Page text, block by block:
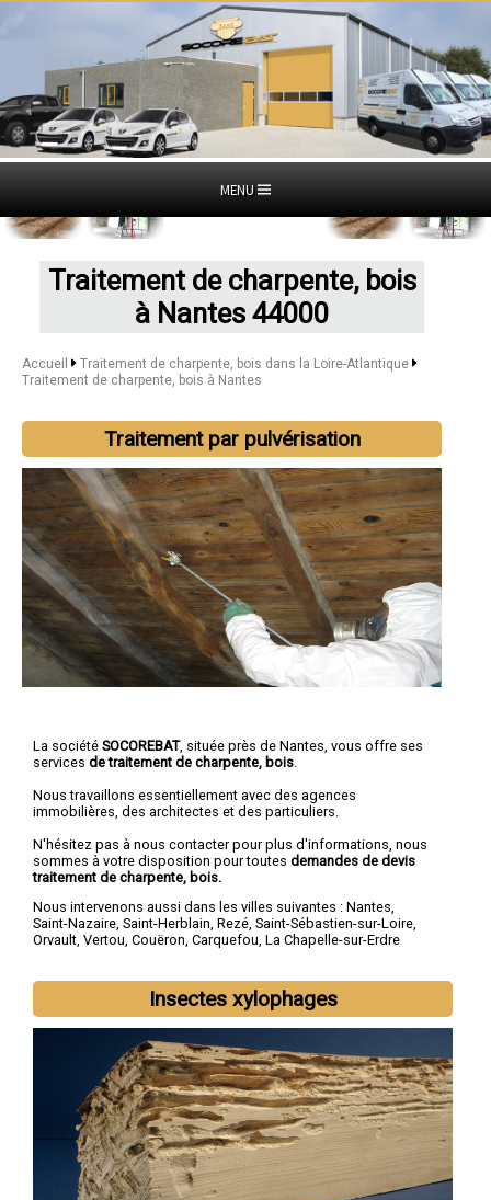
MENU
Traitement de charpente, bois
à Nantes 44000
Accueil
Traitement de charpente, bois dans la Loire-Atlantique
Traitement de charpente, bois à Nantes
Traitement par pulvérisation
La société SOCOREBAT, située près de Nantes, vous offre ses
services de traitement de charpente, bois
Nous travaillons essentiellement avec des agences
immobilières, des architectes et des particuliers.
N'hésitez pas à nous contacter pour plus d'informations, nous
sommes à votre disposition pour toutes demandes de devis
traitement de charpente, bois.
Nous intervenons aussi dans les villes suivantes : Nantes,
Saint-Nazaire, Saint-Herblain, Rezé, Saint-Sébastien-sur-Loire,
Orvault, Vertou, Couëron, Carquefou, La Chapelle-sur-Erdre
Insectes xylophages